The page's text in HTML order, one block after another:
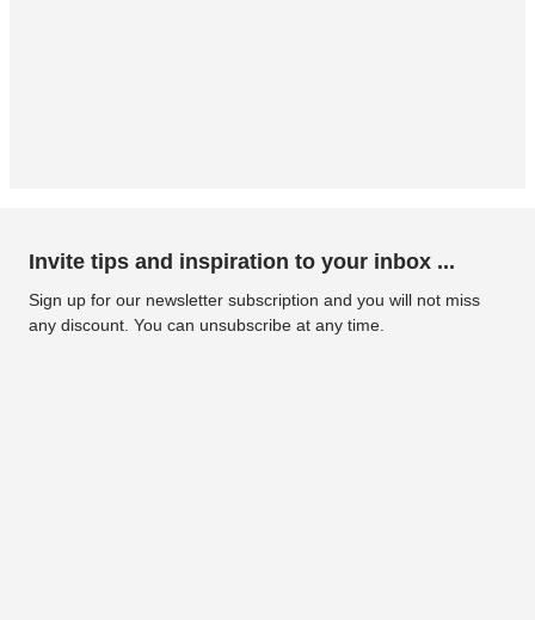
Invite tips and inspiration to your inbox ...
Sign up for our newsletter subscription and you will not miss
any discount. You can unsubscribe at any time.